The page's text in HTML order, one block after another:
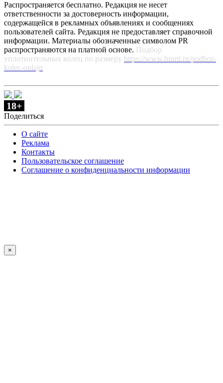
Распространяется бесплатно. Редакция не несет
ответственности за достоверность информации,
содержащейся в рекламных объявлениях и сообщениях
пользователей сайта. Редакция не предоставляет справочной
информации. Материалы обозначенные символом PR
распространяются на платной основе. Подбор
уплотнительных колец по размеру https://www.binrti.ru/podbor-
kolec-onlajn
18+
Поделиться
О сайте
Реклама
Контакты
Пользовательское соглашение
Соглашение о конфиденциальности информации
×